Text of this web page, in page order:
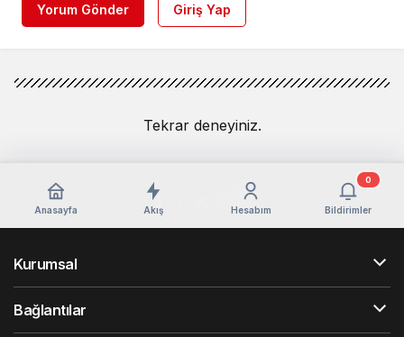
Yorum Gönder Giriş Yap
Tekrar deneyiniz.
Anasayfa Akış Hesabım Bildirimler
0
Kurumsal
Bağlantılar